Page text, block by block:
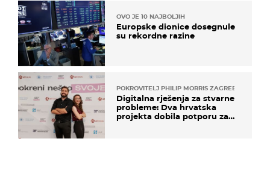
OVO JE 10 NAJBOLJIH
Europske dionice dosegnule
su rekordne razine
POKROVITELJ PHILIP MORRIS ZAGREB
Digitalna rješenja za stvarne
probleme: Dva hrvatska
projekta dobila potporu za